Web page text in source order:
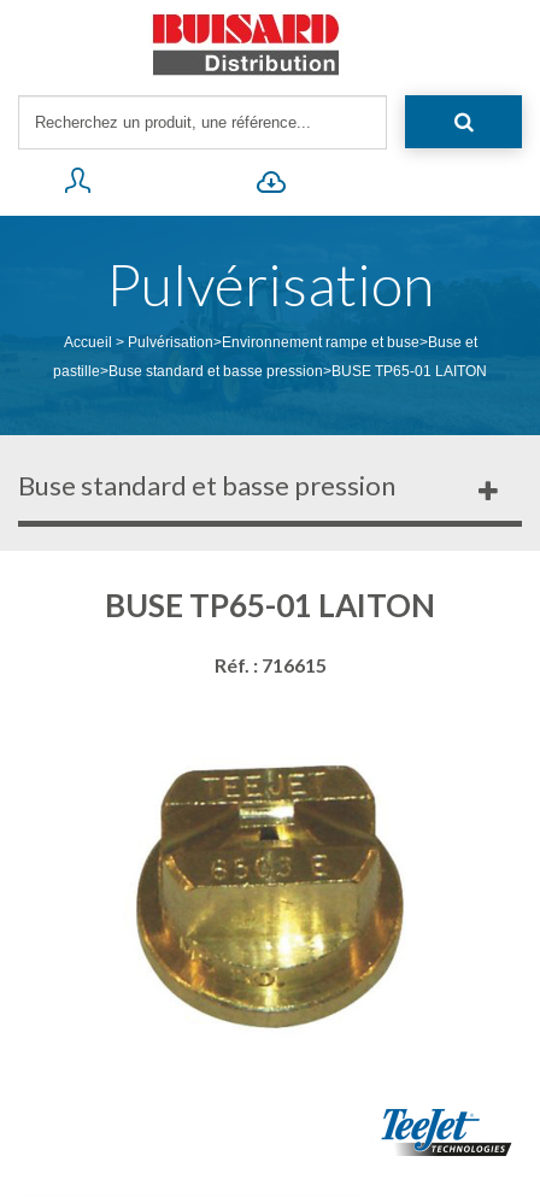
Pulvérisation
Accueil > Pulvérisation>Environnement rampe et buse>Buse et
pastille>Buse standard et basse pression>BUSE TP65-01 LAITON
Buse standard et basse pression
BUSE TP65-01 LAITON
Réf. : 716615